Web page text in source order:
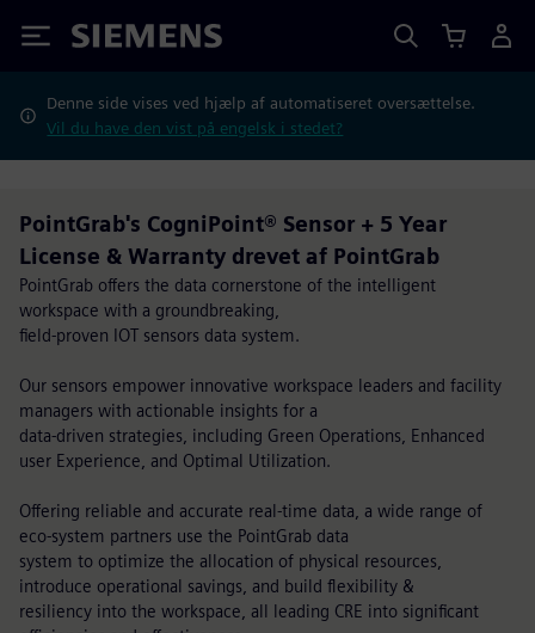
Siemens
Denne side vises ved hjælp af automatiseret oversættelse.
Vil du have den vist på engelsk i stedet?
PointGrab's CogniPoint® Sensor + 5 Year
License & Warranty drevet af PointGrab
PointGrab offers the data cornerstone of the intelligent
workspace with a groundbreaking,
field-proven IOT sensors data system.
Our sensors empower innovative workspace leaders and facility
managers with actionable insights for a
data-driven strategies, including Green Operations, Enhanced
user Experience, and Optimal Utilization.
Offering reliable and accurate real-time data, a wide range of
eco-system partners use the PointGrab data
system to optimize the allocation of physical resources,
introduce operational savings, and build flexibility &
resiliency into the workspace, all leading CRE into significant